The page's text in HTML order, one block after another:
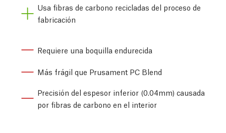
Usa fibras de carbono recicladas del proceso de
fabricación
Requiere una boquilla endurecida
Más frágil que Prusament PC Blend
Precisión del espesor inferior (0.04mm) causada
por fibras de carbono en el interior